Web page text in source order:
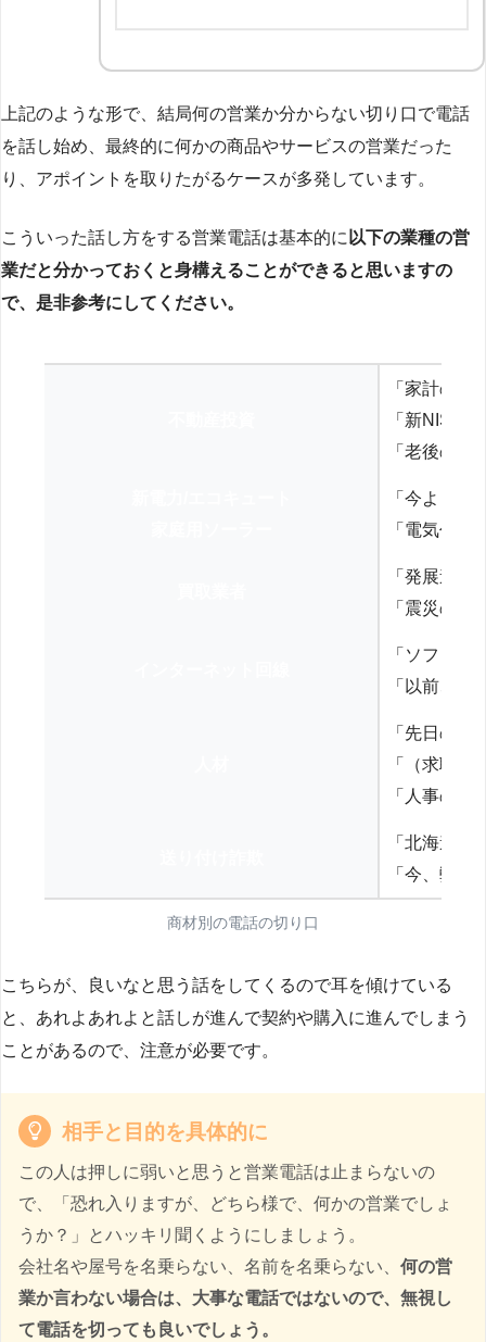
上記のような形で、結局何の営業か分からない切り口で電話
を話し始め、最終的に何かの商品やサービスの営業だった
り、アポイントを取りたがるケースが多発しています。
こういった話し方をする営業電話は基本的に 以下の業種の営
業だと分かっておくと身構えることができると思いますの
で、是非参考にしてください。
「家計の見
「新NISA
「老後の
「今より
「電気代を
「発展途
「震災の
「ソフト
「以前、
「先日の
「（求職
「人事の方
「北海道
「今、弊
商材別の電話の切り口
こちらが、良いなと思う話をしてくるので耳を傾けている
と、あれよあれよと話しが進んで契約や購入に進んでしまう
ことがあるので、注意が必要です。
相手と目的を具体的に
この人は押しに弱いと思うと営業電話は止まらないの
で、「恐れ入りますが、どちら様で、何かの営業でしょ
うか？」とハッキリ聞くようにしましょう。
会社名や屋号を名乗らない、名前を名乗らない、 何の営
業か言わない場合は、大事な電話ではないので、無視し
て電話を切っても良いでしょう。